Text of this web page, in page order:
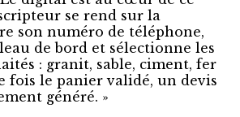
se rend sur la
son numéro de téléphone,
de bord et sélectionne les
: granit, sable, ciment, fer
fois le panier validé, un devis
généré. »